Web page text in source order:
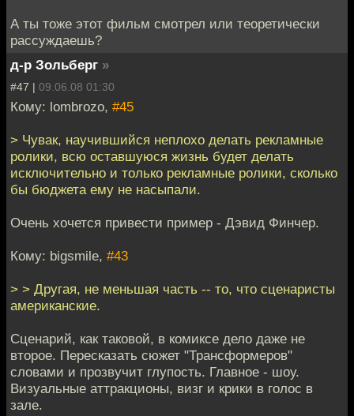
А ты тоже этот фильм смотрел или теоретически
рассуждаешь?
д-р Зольберг »
#47 | 09.06.08 01:30
Кому: lombrozo, #45
> Чувак, научившийся неплохо делать рекламные
ролики, всю оставшуюся жизнь будет делать
исключительно и только рекламные ролики, сколько
бы бюджета ему не насыпали.
Очень хочется привести пример - Дэвид Финчер.
Кому: bigsmile, #43
> > Другая, не меньшая часть -- то, что сценаристы
американские.
Сценарий, как таковой, в комиксе дело даже не
второе. Пересказать сюжет "Трансформеров"
словами и прозвучит глупость. Главное - шоу.
Визуальные аттракционы, визг и крики в голос в
зале.